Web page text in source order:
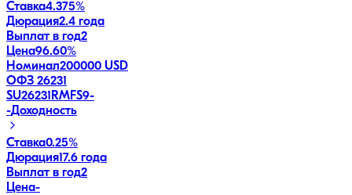
Ставка4.375%
Дюрация2.4 года
Выплат в год2
Цена96.60%
Номинал200000 USD
ОФЗ 26231
SU26231RMFS9-
-Доходность
Ставка0.25%
Дюрация17.6 года
Выплат в год2
Цена-